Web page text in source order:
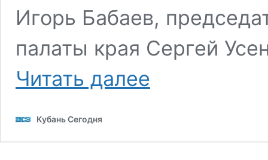
Игорь Бабаев,
палаты края Сергей
Читать далее
Кубань Сегодня